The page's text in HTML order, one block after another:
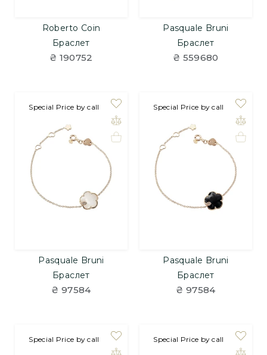
Roberto Coin
Браслет
₴ 190752
Pasquale Bruni
Браслет
₴ 559680
Special Price by call
Pasquale Bruni
Браслет
₴ 97584
Special Price by call
Pasquale Bruni
Браслет
₴ 97584
Special Price by call Special Price by call